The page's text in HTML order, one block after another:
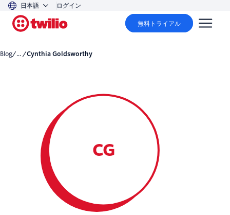
日本語 ログイン
無料トライアル
Blog/... / Cynthia Goldsworthy
CG